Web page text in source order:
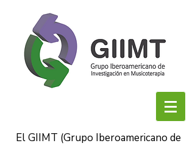
El GIIMT (Grupo Iberoamericano de